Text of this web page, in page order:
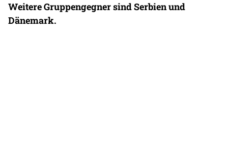
Weitere Gruppengegner sind Serbien und
Dänemark.